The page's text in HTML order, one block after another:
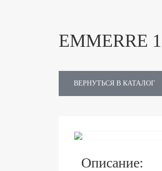
EMMERRE
ВЕРНУТЬСЯ В КАТАЛОГ
Описание: